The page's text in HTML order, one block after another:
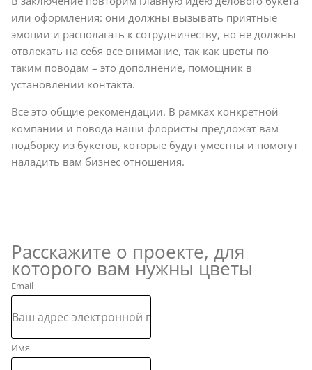
или оформления: они должны вызывать приятные
эмоции и располагать к сотрудничеству, но не должны
отвлекать на себя все внимание, так как цветы по
таким поводам – это дополнение, помощник в
установлении контакта.
Все это общие рекомендации. В рамках конкретной
компании и повода наши флористы предложат вам
подборку из букетов, которые будут уместны и помогут
наладить вам бизнес отношения.
Расскажите о проекте, для
которого вам нужны цветы
Email
Имя